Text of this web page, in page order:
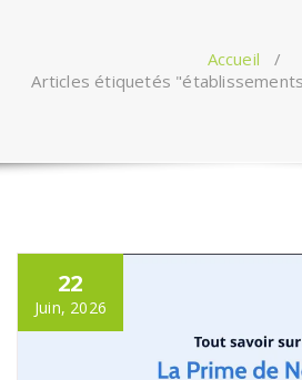
Accueil /
Articles étiquetés
22
Juin, 2026